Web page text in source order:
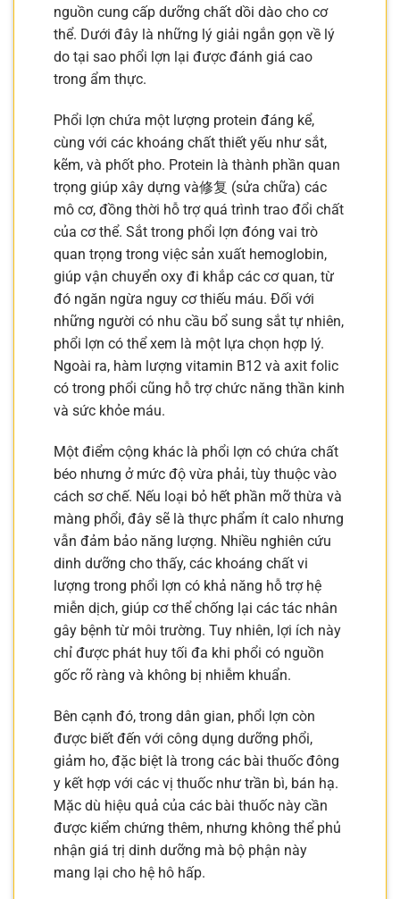
nguồn cung cấp dưỡng chất dồi dào cho cơ
thể. Dưới đây là những lý giải ngắn gọn về lý
do tại sao phổi lợn lại được đánh giá cao
trong ẩm thực.
Phổi lợn chứa một lượng protein đáng kể,
cùng với các khoáng chất thiết yếu như sắt,
kẽm, và phốt pho. Protein là thành phần quan
trọng giúp xây dựng và修复 (sửa chữa) các
mô cơ, đồng thời hỗ trợ quá trình trao đổi chất
của cơ thể. Sắt trong phổi lợn đóng vai trò
quan trọng trong việc sản xuất hemoglobin,
giúp vận chuyển oxy đi khắp các cơ quan, từ
đó ngăn ngừa nguy cơ thiếu máu. Đối với
những người có nhu cầu bổ sung sắt tự nhiên,
phổi lợn có thể xem là một lựa chọn hợp lý.
Ngoài ra, hàm lượng vitamin B12 và axit folic
có trong phổi cũng hỗ trợ chức năng thần kinh
và sức khỏe máu.
Một điểm cộng khác là phổi lợn có chứa chất
béo nhưng ở mức độ vừa phải, tùy thuộc vào
cách sơ chế. Nếu loại bỏ hết phần mỡ thừa và
màng phổi, đây sẽ là thực phẩm ít calo nhưng
vẫn đảm bảo năng lượng. Nhiều nghiên cứu
dinh dưỡng cho thấy, các khoáng chất vi
lượng trong phổi lợn có khả năng hỗ trợ hệ
miễn dịch, giúp cơ thể chống lại các tác nhân
gây bệnh từ môi trường. Tuy nhiên, lợi ích này
chỉ được phát huy tối đa khi phổi có nguồn
gốc rõ ràng và không bị nhiễm khuẩn.
Bên cạnh đó, trong dân gian, phổi lợn còn
được biết đến với công dụng dưỡng phổi,
giảm ho, đặc biệt là trong các bài thuốc đông
y kết hợp với các vị thuốc như trần bì, bán hạ.
Mặc dù hiệu quả của các bài thuốc này cần
được kiểm chứng thêm, nhưng không thể phủ
nhận giá trị dinh dưỡng mà bộ phận này
mang lại cho hệ hô hấp.